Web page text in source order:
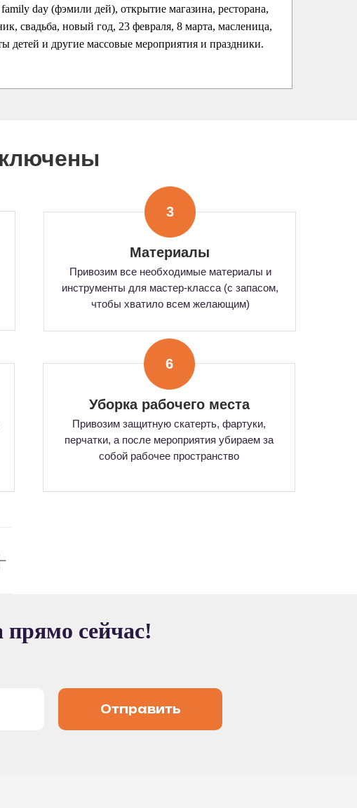
day (фэмили дей), открытие магазина, ресторана,
свадьба, новый год, 23 февраля, 8 марта, масленица,
детей и другие массовые мероприятия и праздники.
Материалы
Привозим все необходимые материалы и
инструменты для мастер-класса (с запасом,
чтобы хватило всем желающим)
3
Уборка рабочего места
Привозим защитную скатерть, фартуки,
перчатки, а после мероприятия убираем за
собой рабочее пространство
6
прямо сейчас!
Отправить